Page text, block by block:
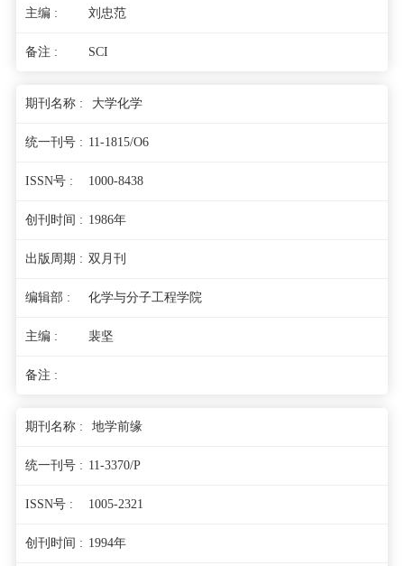
刘忠范
SCI
大学化学
11-1815/O6
1000-8438
1986年
双月刊
化学与分子工程学院
裴坚
地学前缘
11-3370/P
1005-2321
1994年